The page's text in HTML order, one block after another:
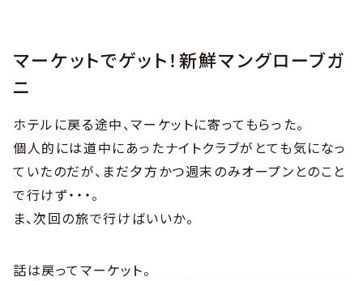
マーケットでゲット！新鮮マングローブガ
ニ
ホテルに戻る途中、マーケットに寄ってもらった。
個人的には道中にあったナイトクラブがとても気になっ
ていたのだが、まだ夕方かつ週末のみオープンとのこと
で行けず・・・。
ま、次回の旅で行けばいいか。
話は戻ってマーケット。